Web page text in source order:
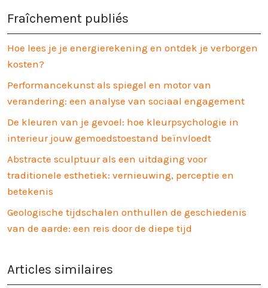
Fraîchement publiés
Hoe lees je je energierekening en ontdek je verborgen
kosten?
Performancekunst als spiegel en motor van
verandering: een analyse van sociaal engagement
De kleuren van je gevoel: hoe kleurpsychologie in
interieur jouw gemoedstoestand beïnvloedt
Abstracte sculptuur als een uitdaging voor
traditionele esthetiek: vernieuwing, perceptie en
betekenis
Geologische tijdschalen onthullen de geschiedenis
van de aarde: een reis door de diepe tijd
Articles similaires